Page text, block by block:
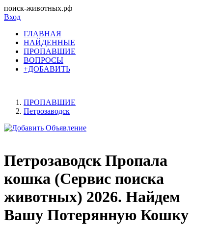
поиск-животных.рф
Вход
ГЛАВНАЯ
НАЙДЕННЫЕ
ПРОПАВШИЕ
ВОПРОСЫ
+ДОБАВИТЬ
ПРОПАВШИЕ
Петрозаводск
Петрозаводск Пропала
кошка (Сервис поиска
животных) 2026. Найдем
Вашу Потерянную Кошку